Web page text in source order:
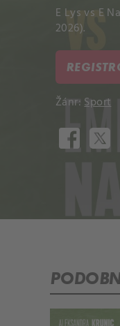
E Lys vs E
2026).
Žánr:Sport